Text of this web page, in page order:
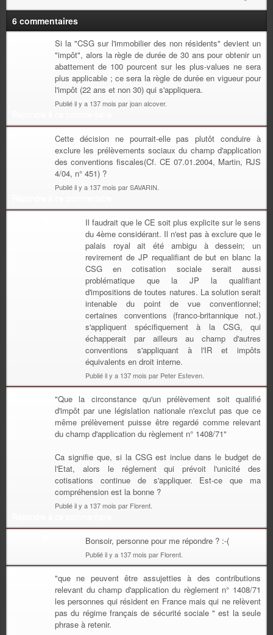
6 commentaires
Si la "CSG sur l'immobilier des non résidents" devient un
"impôt", alors la règle de durée de 30 ans pour obtenir un
abattement de 100 pourcent sur les plus-values ne sera
plus applicable ; ce sera la règle de durée en vigueur pour
l'impôt (22 ans et non 30) qui s'appliquera.
Publié il y a 137 mois par joan alcover.
Cette décision ne pourrait-elle pas plutôt conduire à
exclure les prélèvements sociaux du champ d'application
des conventions fiscales(Cf. CE 07.01.2004, Martin, RJS
4/04, n° 451) ?
Publié il y a 137 mois par SAVARIN.
Il faudrait que le CE soit plus explicite sur le sens
du 4ème considérant. Il n'est pas à exclure que le
palais royal ait été ambigu à dessein; un
revirement de JP requalifiant de but en blanc la
CSG en cotisation sociale serait aussi
problématique que la JP la qualifiant
d'impositions de toutes natures. La solution serait
intenable du point de vue conventionnel;
certaines conventions (franco-britannique not.)
s'appliquent spécifiquement à la CSG, qui
échapperait par ailleurs au champ d'autres
conventions s'appliquant à l'IR et impôts
équivalents en droit interne.
Publié il y a 137 mois par Peter Esteven.
"Que la circonstance qu'un prélèvement soit qualifié
d'impôt par une législation nationale n'exclut pas que ce
même prélèvement puisse être regardé comme relevant
du champ d'application du règlement n° 1408/71"
Ca signifie que, si la CSG est inclue dans le budget de
l'Etat, alors le réglement qui prévoit l'unicité des
cotisations continue de s'appliquer. Est-ce que ma
compréhension est la bonne ?
Publié il y a 137 mois par Florent.
Bonsoir, personne pour me répondre ? :-(
Publié il y a 137 mois par Florent.
"que ne peuvent être assujetties à des contributions
relevant du champ d'application du règlement n° 1408/71
les personnes qui résident en France mais qui ne relèvent
pas du régime français de sécurité sociale " est la seule
phrase à retenir.